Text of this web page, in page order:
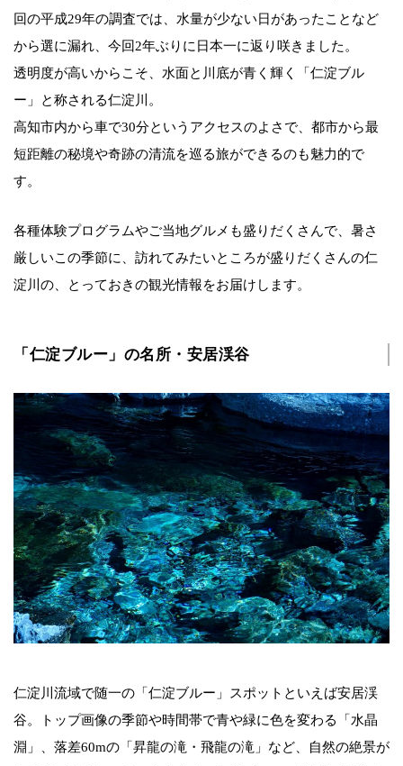
回の平成29年の調査では、水量が少ない日があったことなど
から選に漏れ、今回2年ぶりに日本一に返り咲きました。
透明度が高いからこそ、水面と川底が青く輝く「仁淀ブル
ー」と称される仁淀川。
高知市内から車で30分というアクセスのよさで、都市から最
短距離の秘境や奇跡の清流を巡る旅ができるのも魅力的で
す。
各種体験プログラムやご当地グルメも盛りだくさんで、暑さ
厳しいこの季節に、訪れてみたいところが盛りだくさんの仁
淀川の、とっておきの観光情報をお届けします。
「仁淀ブルー」の名所・安居渓谷
仁淀川流域で随一の「仁淀ブルー」スポットといえば安居渓
谷。トップ画像の季節や時間帯で青や緑に色を変わる「水晶
淵」、落差60mの「昇龍の滝・飛龍の滝」など、自然の絶景が